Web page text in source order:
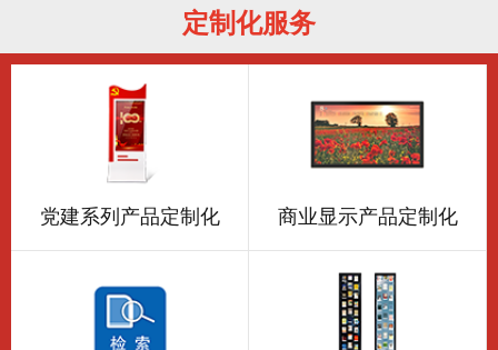
定制化服务
党建系列产品定制化 商业显示产品定制化